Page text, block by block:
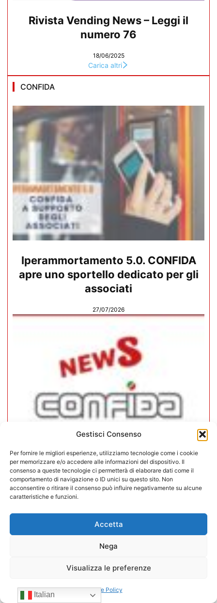
Gestisci Consenso
Per fornire le migliori esperienze, utilizziamo tecnologie come i cookie
per memorizzare e/o accedere alle informazioni del dispositivo. Il
consenso a queste tecnologie ci permetterà di elaborare dati come il
comportamento di navigazione o ID unici su questo sito. Non
acconsentire o ritirare il consenso può influire negativamente su alcune
caratteristiche e funzioni.
Accetta
Nega
Visualizza le preferenze
Cookie Policy
Rivista Vending News – Leggi il
numero 76
18/06/2025
Carica altri
CONFIDA
Iperammortamento 5.0. CONFIDA
apre uno sportello dedicato per gli
associati
27/07/2026
In CONFIDA l’ingresso di 4 nuovi
associati
Italian